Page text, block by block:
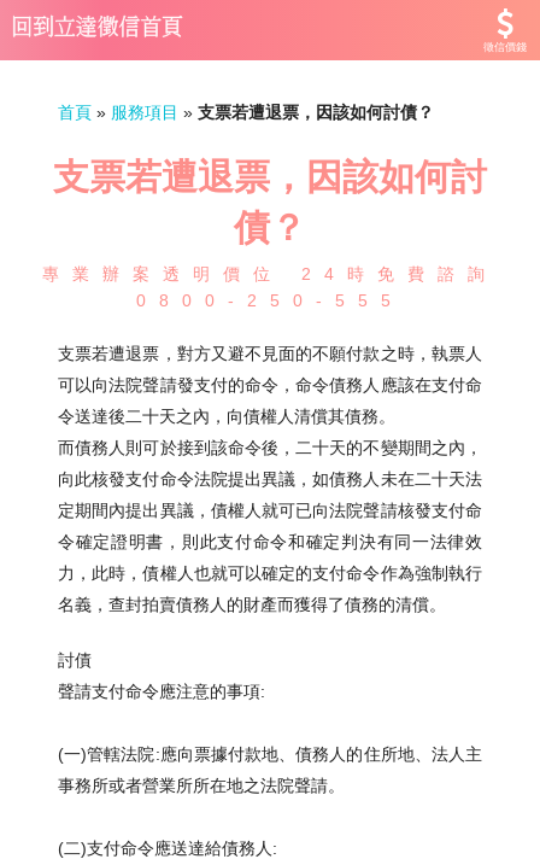
徵信價錢
首頁 » 服務項目 » 支票若遭退票，因該如何討債？
支票若遭退票，因該如何討
債？
專業辦案透明價位 24時免費諮詢
0800-250-555
支票若遭退票，對方又避不見面的不願付款之時，執票人
可以向法院聲請發支付的命令，命令債務人應該在支付命
令送達後二十天之內，向債權人清償其債務。
而債務人則可於接到該命令後，二十天的不變期間之內，
向此核發支付命令法院提出異議，如債務人未在二十天法
定期間內提出異議，債權人就可已向法院聲請核發支付命
令確定證明書，則此支付命令和確定判決有同一法律效
力，此時，債權人也就可以確定的支付命令作為強制執行
名義，查封拍賣債務人的財產而獲得了債務的清償。
討債
聲請支付命令應注意的事項:
(一)管轄法院:應向票據付款地、債務人的住所地、法人主
事務所或者營業所所在地之法院聲請。
(二)支付命令應送達給債務人: